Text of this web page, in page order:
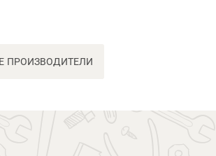
ПРОИЗВОДИТЕЛИ